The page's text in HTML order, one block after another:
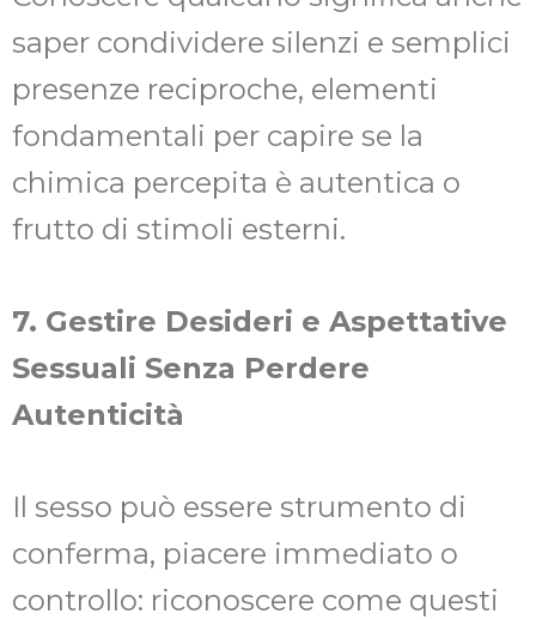
saper condividere silenzi e semplici
presenze reciproche, elementi
fondamentali per capire se la
chimica percepita è autentica o
frutto di stimoli esterni.
7. Gestire Desideri e Aspettative
Sessuali Senza Perdere
Autenticità
Il sesso può essere strumento di
conferma, piacere immediato o
controllo: riconoscere come questi